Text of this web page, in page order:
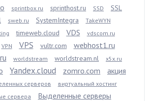
sprintbox.ru sprinthost.ru SSD
SSL
sweb.ru SystemIntegra
TakeWYN
timeweb.cloud VDS vdscom.ru
VPN VPS vultr.com webhost1.ru
worldstream worldstream.nl
x5x.ru
Yandex.cloud zomro.com акция
серверов
виртуальный хостинг
сервера
Выделенные серверы